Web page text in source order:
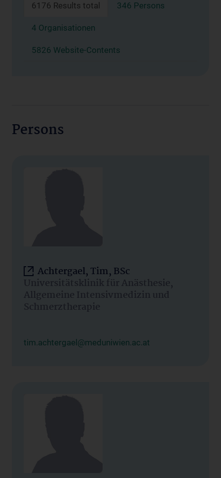
6176 Results total 346 Persons
4 Organisationen
5826 Website-Contents
Persons
Achtergael, Tim, BSc
Universitätsklinik für Anästhesie,
Allgemeine Intensivmedizin und
Schmerztherapie
tim.achtergael@meduniwien.ac.at